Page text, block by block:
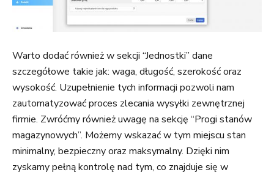
Warto dodać również w sekcji “Jednostki” dane
szczegółowe takie jak: waga, długość, szerokość oraz
wysokość. Uzupełnienie tych informacji pozwoli nam
zautomatyzować proces zlecania wysyłki zewnętrznej
firmie. Zwróćmy również uwagę na sekcję “Progi stanów
magazynowych”. Możemy wskazać w tym miejscu stan
minimalny, bezpieczny oraz maksymalny. Dzięki nim
zyskamy pełną kontrolę nad tym, co znajduje się w